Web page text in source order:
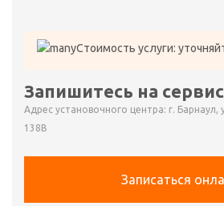
Стоимость услуги:
Запишитесь на
Адрес установочного центра: г. Барнаул,
138В
Записаться